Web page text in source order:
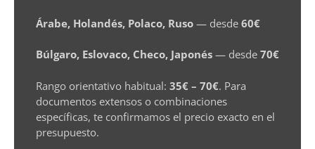
Árabe, Holandés, Polaco, Ruso — desde 60€
Búlgaro, Eslovaco, Checo, Japonés — desde 70€
Rango orientativo habitual: 35€ – 70€. Para
documentos extensos o combinaciones
específicas, te confirmamos el precio exacto en el
presupuesto.